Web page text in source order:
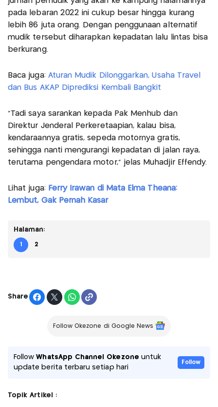
pada lebaran 2022 ini cukup besar hingga kurang
lebih 86 juta orang. Dengan penggunaan alternatif
mudik tersebut diharapkan kepadatan lalu lintas bisa
berkurang.
Baca juga: Aturan Mudik Dilonggarkan, Usaha Travel
dan Bus AKAP Diprediksi Kembali Bangkit
"Tadi saya sarankan kepada Pak Menhub dan
Direktur Jenderal Perkeretaapian, kalau bisa,
kendaraannya gratis, sepeda motornya gratis,
sehingga nanti mengurangi kepadatan di jalan raya,
terutama pengendara motor," jelas Muhadjir Effendy.
Lihat juga: Ferry Irawan di Mata Elma Theana:
Lembut, Gak Pernah Kasar
Halaman:
1 2
Share
Follow Okezone di Google News
FollowWhatsApp Channel Okezone untuk
update berita terbaru setiap hari
Follow
Topik Artikel :